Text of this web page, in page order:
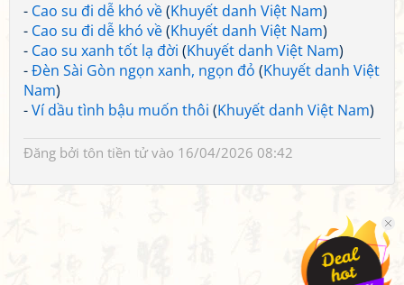
- Cao su đi dễ khó về(Khuyết danh Việt Nam)
- Cao su đi dễ khó về(Khuyết danh Việt Nam)
- Cao su xanh tốt lạ đời (Khuyết danh Việt Nam)
-Đèn Sài Gòn ngọn xanh, ngọn đỏ (Khuyết danh Việt
Nam)
-Ví dầu tình bậu muốn thôi (Khuyết danh Việt Nam)
Đăng bởi tôn tiền tửvào 16/04/2026 08:42